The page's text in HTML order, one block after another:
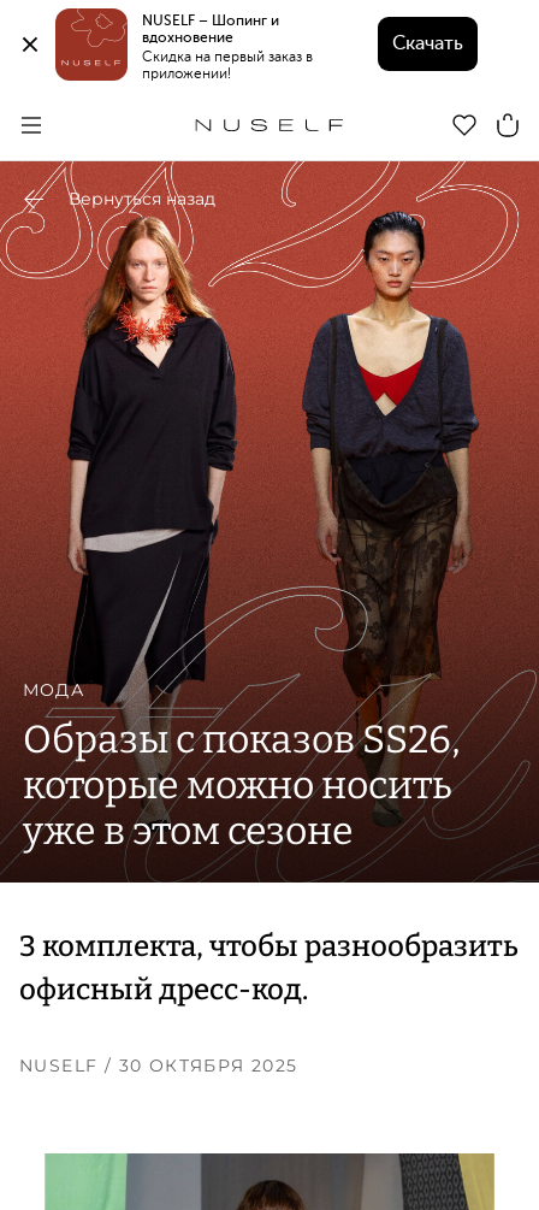
NUSELF – Шопинг и
вдохновение
Скидка на первый заказ в
приложении!
Скачать
Вернуться назад
МОДА
Образы с показов SS26,
которые можно носить
уже в этом сезоне
3 комплекта, чтобы разнообразить
офисный дресс-код.
NUSELF / 30 ОКТЯБРЯ 2025